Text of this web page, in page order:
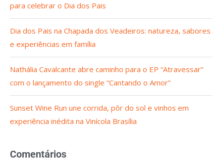
para celebrar o Dia dos Pais
Dia dos Pais na Chapada dos Veadeiros: natureza, sabores
e experiências em família
Nathália Cavalcante abre caminho para o EP “Atravessar”
com o lançamento do single “Cantando o Amor”
Sunset Wine Run une corrida, pôr do sol e vinhos em
experiência inédita na Vinícola Brasília
Comentários